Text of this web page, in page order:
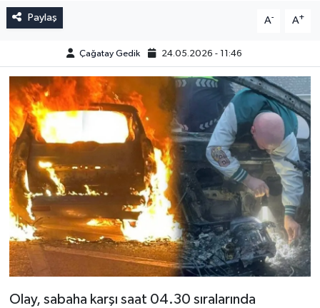
Paylaş A- A+
Çağatay Gedik 24.05.2026 - 11:46
Olay, sabaha karşı saat 04.30 sıralarında